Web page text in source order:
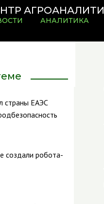
АНАЛИТИКА
страны ЕАЭС
создали робота-